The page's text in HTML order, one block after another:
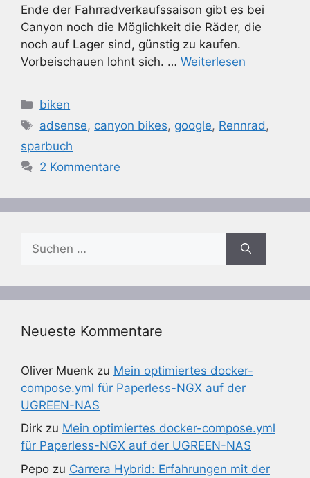
Ende der Fahrradverkaufssaison gibt es bei
Canyon noch die Möglichkeit die Räder, die
noch auf Lager sind, günstig zu kaufen.
Vorbeischauen lohnt sich. … Weiterlesen
Kategorien
biken
Schlagwörter
adsense, canyon bikes, google, Rennrad ,
sparbuch
2 Kommentare
nach:
Neueste Kommentare
Oliver Muenk zu Mein optimiertes docker-
compose.yml für Paperless-NGX auf der
UGREEN-NAS
Dirk zu Mein optimiertes docker-compose.yml
für Paperless-NGX auf der UGREEN-NAS
Pepo zu Carrera Hybrid: Erfahrungen mit der